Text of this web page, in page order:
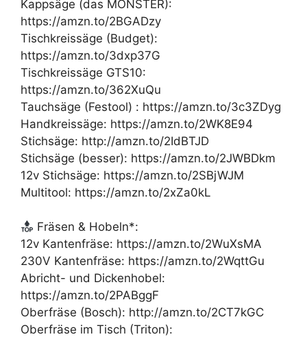
Kappsäge (das MONSTER):
https://amzn.to/2BGADzy
Tischkreissäge (Budget):
https://amzn.to/3dxp37G
Tischkreissäge GTS10:
https://amzn.to/362XuQu
Tauchsäge (Festool) : https://amzn.to/3c3ZDyg
Handkreissäge: https://amzn.to/2WK8E94
Stichsäge: http://amzn.to/2IdBTJD
Stichsäge (besser): https://amzn.to/2JWBDkm
12v Stichsäge: https://amzn.to/2SBjWJM
Multitool: https://amzn.to/2xZa0kL
Fräsen & Hobeln*:
12v Kantenfräse: https://amzn.to/2WuXsMA
230V Kantenfräse: https://amzn.to/2WqttGu
Abricht- und Dickenhobel:
https://amzn.to/2PABggF
Oberfräse (Bosch): http://amzn.to/2CT7kGC
Oberfräse im Tisch (Triton):